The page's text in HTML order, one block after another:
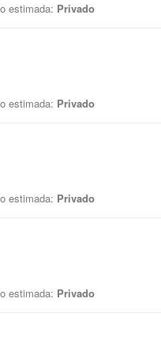
estimada: Privado
estimada: Privado
estimada: Privado
estimada: Privado